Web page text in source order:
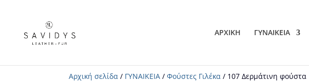
ΑΡΧΙΚΗ ΓΥΝΑΙΚΕΙΑ
Αρχική σελίδα / ΓΥΝΑΙΚΕΙΑ /Φούστες Γιλέκα / 107 Δερμάτινη φούστα